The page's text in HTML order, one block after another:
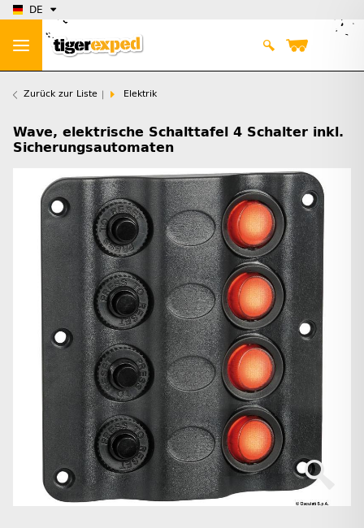
DE
Zurück zur Liste Elektrik
Wave, elektrische Schalttafel 4 Schalter inkl.
Sicherungsautomaten